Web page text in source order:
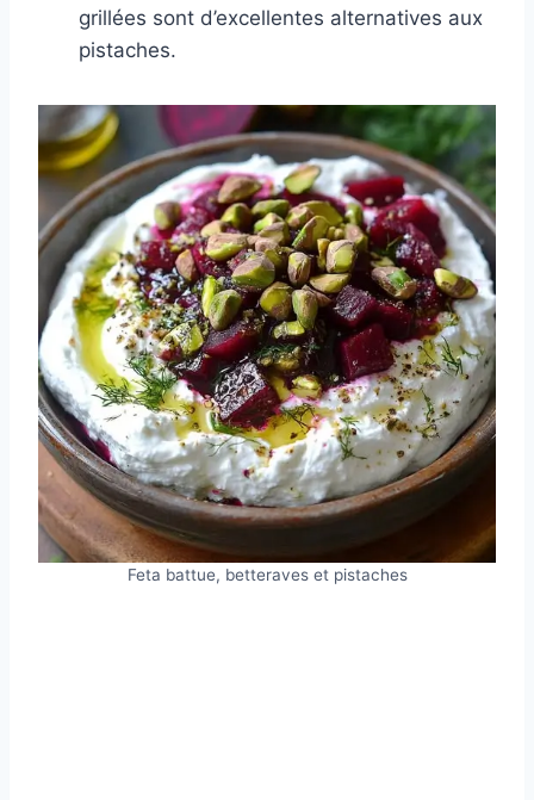
grillées sont d’excellentes alternatives aux
pistaches.
Feta battue, betteraves et pistaches